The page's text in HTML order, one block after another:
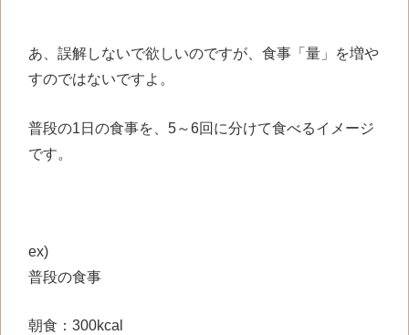
あ、誤解しないで欲しいのですが、食事「量」を増や
すのではないですよ。
普段の1日の食事を、5～6回に分けて食べるイメージ
です。
ex)
普段の食事
朝食：300kcal